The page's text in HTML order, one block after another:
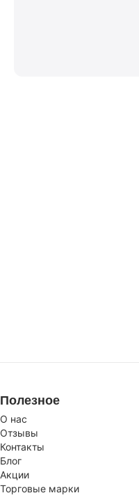
Полезное
О нас
Отзывы
Контакты
Блог
Акции
Торговые марки